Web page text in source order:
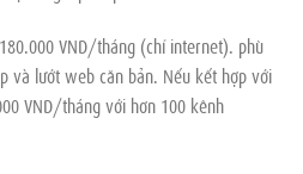
VND/tháng (chỉ internet). phù
và lướt web căn bản. Nếu kết hợp với
VND/tháng với hơn 100 kênh